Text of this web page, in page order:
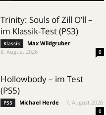
Trinity: Souls of Zill O’ll –
im Klassik-Test (PS3)
Klassik Max Wildgruber
8. August 2026
0
Hollowbody – im Test
(PS5)
PS5 Michael Herde 7. August 2026
0